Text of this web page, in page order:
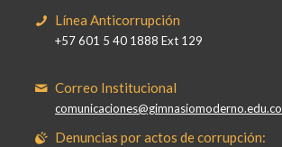
Línea Anticorrupción
+57 601 5 40 1888 Ext 129
Correo Institucional
comunicaciones@gimnasiomoderno.edu.co
Denuncias por actos de corrupción: